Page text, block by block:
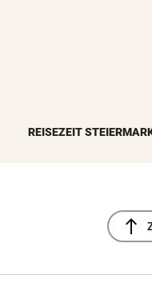
REISEZEIT
north